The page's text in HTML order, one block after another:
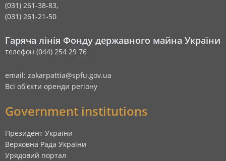
(031) 261-38-83,
(031) 261-21-50
Гаряча лінія Фонду державного майна України
телефон (044) 254 29 76
email: zakarpattia@spfu.gov.ua
Всі об'єкти оренди регіону
Government institutions
Президент України
Верховна Рада України
Урядовий портал